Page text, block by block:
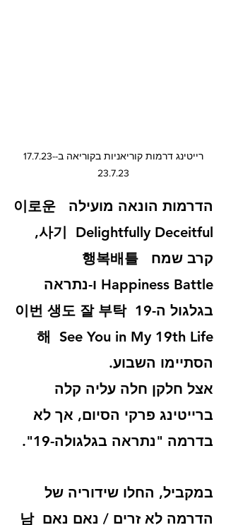
רייטינג דרמות קוריאניות בקוריאה ב-17.7.23-
23.7.23
הדרמות הונאה מועילה  이로운
사기  Delightfully Deceitful,
קרב שמח  행복배틀
Happiness Battle ו-
נתראה
בגלגול ה-19  이번 생도 잘 부탁
해  See You in My 19th Life
הסתיימו השבוע.
אצל חלקן חלה עליה קלה
ברייטינג פרקי הסיום, אך לא
בדרמה "נתראה בגלגולה-19".
במקביל, החלו שידוריה של
הדרמה לא זרים / נאם נאם  남